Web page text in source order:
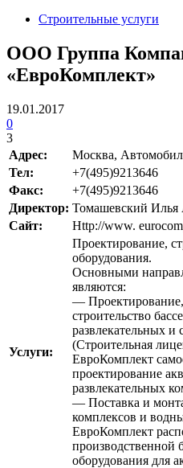
Строительные услуги
ООО Группа
«ЕвроКомплект»
19.01.2017
0
3
Адрес:
Москва,
Teл:
+7(495)9213646
Факс:
+7(495)9213646
Директор: Томашевский Илья
Сайт:
Http://www.
Услуги:
Проектирование,
оборудования.
Основными
являются:
— Проектирование,
строительство
развлекательных и
(Строительная
ЕвроКомплект
проектирование
развлекательных
— Поставка и
комплексов и
ЕвроКомплект
производственной
оборудования для